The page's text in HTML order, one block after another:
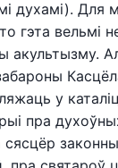
духамі). Для
гэта вельмі
у
пра